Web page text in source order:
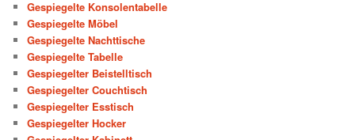
Gespiegelte Konsolentabelle
Gespiegelte Möbel
Gespiegelte Nachttische
Gespiegelte Tabelle
Gespiegelter Beistelltisch
Gespiegelter Couchtisch
Gespiegelter Esstisch
Gespiegelter Hocker